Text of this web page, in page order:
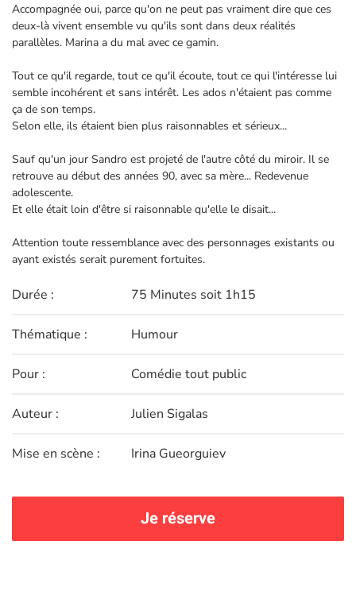
Accompagnée oui, parce qu'on ne peut pas vraiment dire que ces
deux-là vivent ensemble vu qu'ils sont dans deux réalités
parallèles. Marina a du mal avec ce gamin.
Tout ce qu'il regarde, tout ce qu'il écoute, tout ce qui l'intéresse lui
semble incohérent et sans intérêt. Les ados n'étaient pas comme
ça de son temps.
Selon elle, ils étaient bien plus raisonnables et sérieux...
Sauf qu'un jour Sandro est projeté de l'autre côté du miroir. Il se
retrouve au début des années 90, avec sa mère... Redevenue
adolescente.
Et elle était loin d'être si raisonnable qu'elle le disait...
Attention toute ressemblance avec des personnages existants ou
ayant existés serait purement fortuites.
Durée : 75 Minutes soit 1h15
Thématique : Humour
Pour : Comédie tout public
Auteur : Julien Sigalas
Mise en scène : Irina Gueorguiev
Je réserve